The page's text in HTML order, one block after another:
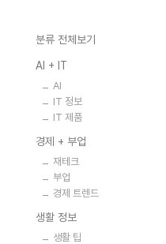
분류 전체보기
AI + IT
AI
IT 정보
IT 제품
경제 + 부업
재테크
부업
경제 트렌드
생활 정보
생활 팁